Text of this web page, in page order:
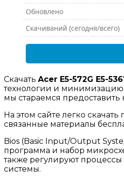
Обновлено
Скачиваний (сегодня/всего)
Скачать Acer E5-572G E5-
технологии и минимизацию
мы стараемся
На этом сайте легко
связанные материалы
Bios (Basic Input/Output
программа и набор
также регулируют
системы.